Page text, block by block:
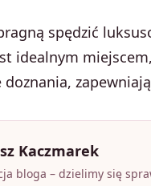
spędzić
idealnym
Kaczmarek
bloga – dzielimy się